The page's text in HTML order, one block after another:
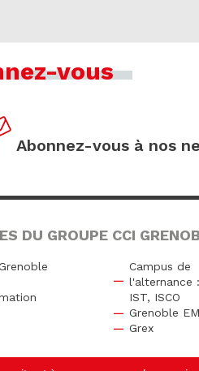
vous
Abonnez-vous à nos
DU GROUPE CCI
Campus de
l'alternance
IST, ISCO
Grenoble EM
Grex